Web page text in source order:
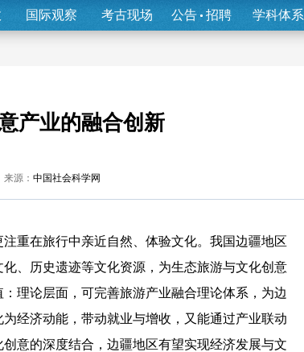
国际观察 考古现场 公告 招聘 学科体系
产业的融合创新
来源： 中国社会科学网
重在旅行中亲近自然、体验文化。我国边疆地区
、历史遗迹等文化资源，为生态旅游与文化创意
理论层面，可完善旅游产业融合理论体系，为边
经济动能，带动就业与增收，又能通过产业联动
意的深度结合，边疆地区有望实现经济发展与文